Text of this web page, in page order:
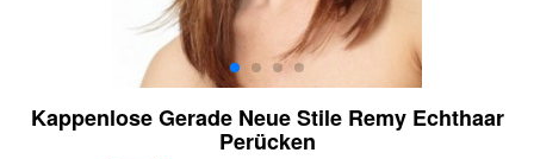
Kappenlose Gerade Neue Stile Remy Echthaar
Perücken